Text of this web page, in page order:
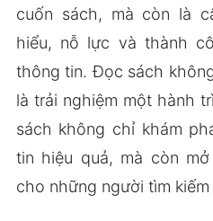
cuốn sách, mà còn là
hiểu, nỗ lực và thành
thông tin. Đọc sách
là trải nghiệm một hành
sách không chỉ khám
tin hiệu quả, mà còn
cho những người tìm